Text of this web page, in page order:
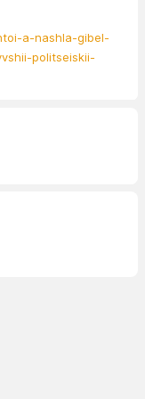
a-nashla-gibel-
politseiskii-